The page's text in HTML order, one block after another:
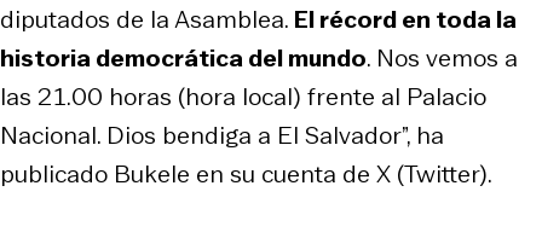
diputados de la Asamblea. El récord en toda la
historia democrática del mundo. Nos vemos a
las 21.00 horas (hora local) frente al Palacio
Nacional. Dios bendiga a El Salvador”, ha
publicado Bukele en su cuenta de X (Twitter).